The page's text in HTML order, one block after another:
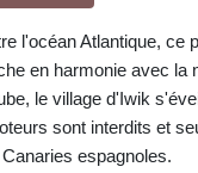
l'océan Atlantique,
en harmonie avec la
le village d'Iwik
sont interdits et
espagnoles.